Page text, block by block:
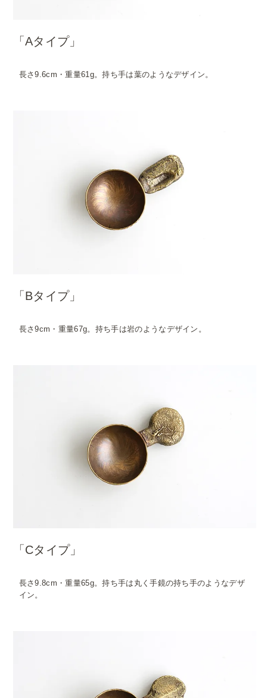
「Aタイプ」
長さ9.6cm・重量61g。持ち手は葉のようなデザイン。
「Bタイプ」
長さ9cm・重量67g。持ち手は岩のようなデザイン。
「Cタイプ」
長さ9.8cm・重量65g。持ち手は丸く手鏡の持ち手のようなデザ
イン。